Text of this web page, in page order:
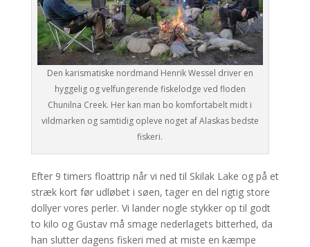
Den karismatiske nordmand Henrik Wessel driver en
hyggelig og velfungerende fiskelodge ved floden
Chunilna Creek. Her kan man bo komfortabelt midt i
vildmarken og samtidig opleve noget af Alaskas bedste
fiskeri.
Efter 9 timers floattrip når vi ned til Skilak Lake og på et
stræk kort før udløbet i søen, tager en del rigtig store
dollyer vores perler. Vi lander nogle stykker op til godt
to kilo og Gustav må smage nederlagets bitterhed, da
han slutter dagens fiskeri med at miste en kæmpe